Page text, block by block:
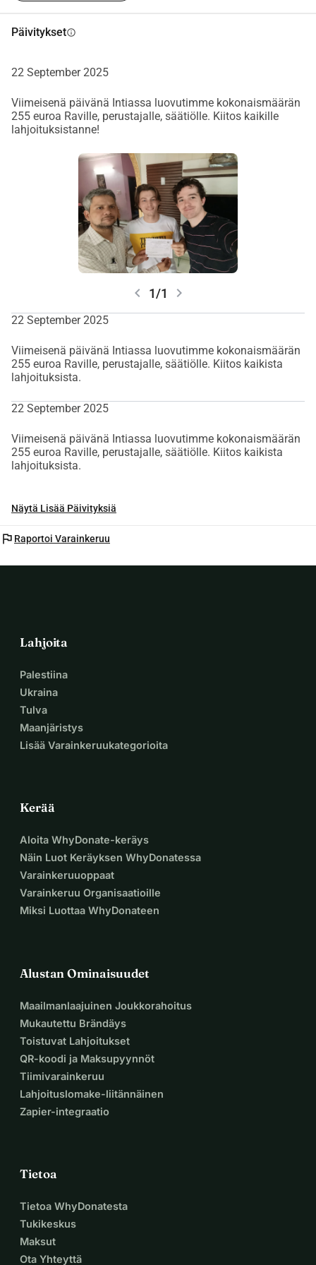
tuttavillesi ja kollegoillesi! Kaikkien täällä puolesta, kiitos!
https://www.pfafaridabad.com/
Päivityksetinfo
22 September 2025
Viimeisenä päivänä Intiassa luovutimme kokonaismäärän
255 euroa Raville, perustajalle, säätiölle. Kiitos kaikille
lahjoituksistanne!
chevron_left 1/1 chevron_right
22 September 2025
Viimeisenä päivänä Intiassa luovutimme kokonaismäärän
255 euroa Raville, perustajalle, säätiölle. Kiitos kaikista
lahjoituksista.
22 September 2025
Viimeisenä päivänä Intiassa luovutimme kokonaismäärän
255 euroa Raville, perustajalle, säätiölle. Kiitos kaikista
lahjoituksista.
Näytä Lisää Päivityksiä
flag Raportoi Varainkeruu
Lahjoita
Palestiina
Ukraina
Tulva
Maanjäristys
Lisää Varainkeruukategorioita
Kerää
Aloita WhyDonate-keräys
Näin Luot Keräyksen WhyDonatessa
Varainkeruuoppaat
Varainkeruu Organisaatioille
Miksi Luottaa WhyDonateen
Alustan Ominaisuudet
Maailmanlaajuinen Joukkorahoitus
Mukautettu Brändäys
Toistuvat Lahjoitukset
QR-koodi ja Maksupyynnöt
Tiimivarainkeruu
Lahjoituslomake-liitännäinen
Zapier-integraatio
Tietoa
Tietoa WhyDonatesta
Tukikeskus
Maksut
Ota Yhteyttä